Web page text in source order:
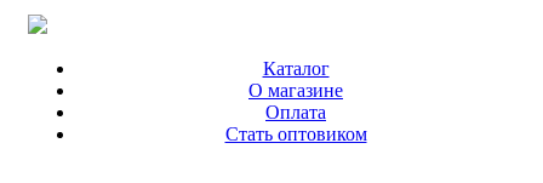
Каталог
О магазине
Оплата
Стать оптовиком